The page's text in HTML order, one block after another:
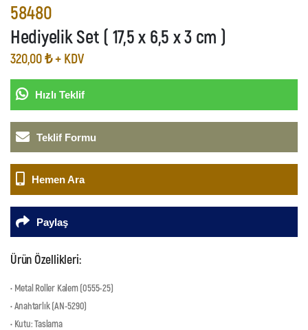
58480
Hediyelik Set ( 17,5 x 6,5 x 3 cm )
320,00 ₺ + KDV
Hızlı Teklif
Teklif Formu
Hemen Ara
Paylaş
Ürün Özellikleri:
• Metal Roller Kalem (0555-25)
• Anahtarlık (AN-5290)
• Kutu: Taslama